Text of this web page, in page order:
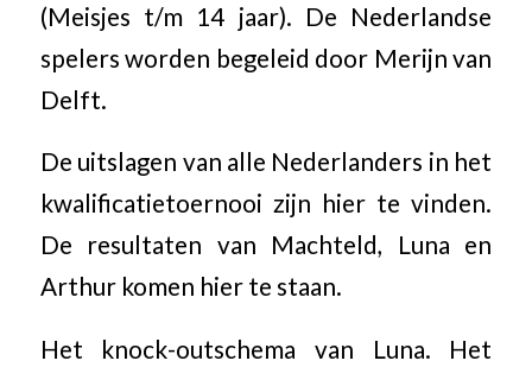
(Meisjes t/m 14 jaar). De Nederlandse
spelers worden begeleid door Merijn van
Delft.
De uitslagen van alle Nederlanders in het
kwalificatietoernooi zijn hier te vinden.
De resultaten van Machteld, Luna en
Arthur komen hier te staan.
Het knock-outschema van Luna. Het